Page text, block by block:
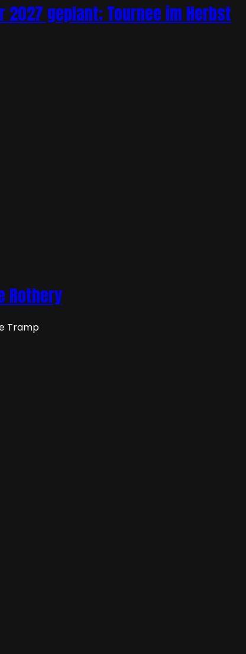
2027 geplant; Tournee im Herbst
Rothery
Tramp